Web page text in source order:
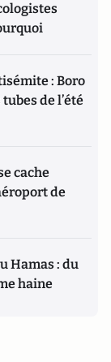
: Boro
de l’été
cache
de
Hamas : du
haine